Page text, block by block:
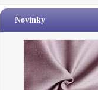
Novinky